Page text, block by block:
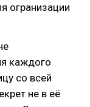
огранизации
каждого
со всей
не в её